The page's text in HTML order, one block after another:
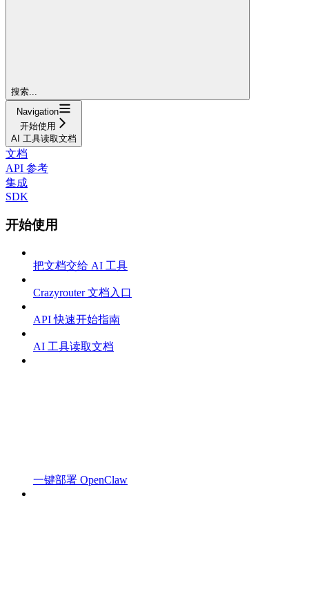
搜索...
Navigation
开始使用
AI 工具读取文档
文档
API 参考
集成
SDK
开始使用
把文档交给 AI 工具
Crazyrouter 文档入口
API 快速开始指南
AI 工具读取文档
一键部署 OpenClaw